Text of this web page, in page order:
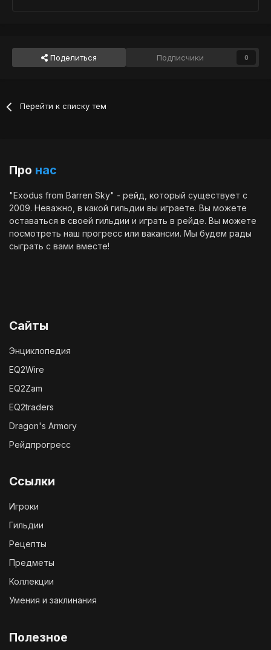
Поделиться Подписчики 0
Перейти к списку тем
Про нас
"Exodus from Barren Sky" - рейд, который существует с
2009. Неважно, в какой гильдии вы играете. Вы можете
оставаться в своей гильдии и играть в рейде. Вы можете
посмотреть наш прогресс или вакансии. Мы будем рады
сыграть с вами вместе!
Сайты
Энциклопедия
EQ2Wire
EQ2Zam
EQ2traders
Dragon's Armory
Рейдпрогресс
Ссылки
Игроки
Гильдии
Рецепты
Предметы
Коллекции
Умения и заклинания
Полезное